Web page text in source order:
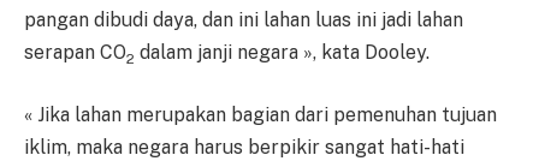
pangan dibudi daya, dan ini lahan luas ini jadi lahan
serapan CO2 dalam janji negara », kata Dooley.
« Jika lahan merupakan bagian dari pemenuhan tujuan
iklim, maka negara harus berpikir sangat hati-hati